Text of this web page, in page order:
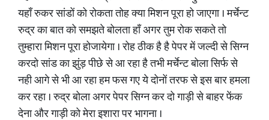
यहाँ रुकर सांडों को रोकता तोह क्या मिशन पूरा हो जाएगा । मर्चेन्ट
रुद्र का बात को समझते बोलता हाँ अगर तुम रोक सकते तो
तुम्हारा मिशन पूरा होजायेगा । रोह ठीक है है पेपर में जल्दी से सिग्न
करदो सांड का झुंड़ पीछे से आ रहा है तभी मर्चेन्ट बोला सिर्फ से
नही आगे से भी आ रहा हम फस गए ये दोनों तरफ से इस बार हमला
कर रहा । रुद्र बोला अगर पेपर सिग्न कर दो गाड़ी से बाहर फेंक
देना और गाड़ी को मेरा इशारा पर भागना ।